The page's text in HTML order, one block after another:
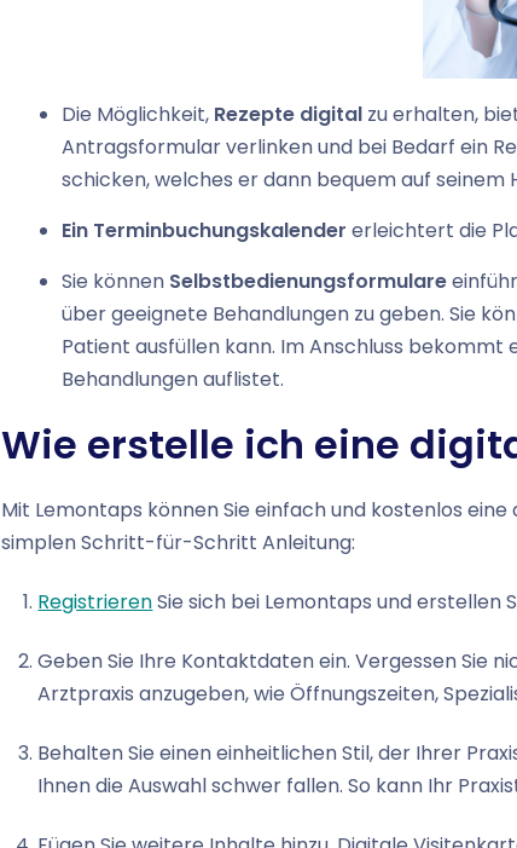
Die Möglichkeit, Rezepte digital zu erhalten,
Antragsformular verlinken und bei Bedarf ein
schicken, welches er dann bequem auf seinem
Ein Terminbuchungskalender erleichtert die
Sie können Selbstbedienungsformulare
über geeignete Behandlungen zu geben. Sie
Patient ausfüllen kann. Im Anschluss bekommt
Behandlungen auflistet.
Wie erstelle ich eine
Mit Lemontaps können Sie einfach und kostenlos
simplen Schritt-für-Schritt Anleitung:
RegistrierenSie sich bei Lemontaps und erstellen
Geben Sie Ihre Kontaktdaten ein. Vergessen Sie
Arztpraxis anzugeben, wie Öffnungszeiten,
Behalten Sie einen einheitlichen Stil, der Ihrer
Ihnen die Auswahl schwer fallen. So kann Ihr